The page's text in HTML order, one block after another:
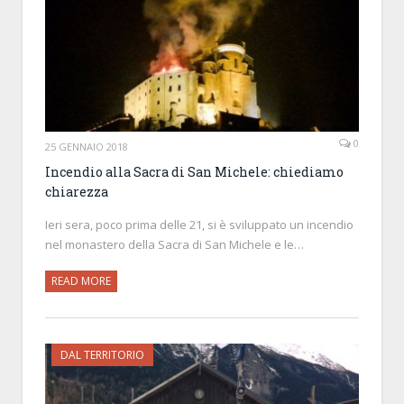
25 GENNAIO 2018 0
Incendio alla Sacra di San Michele: chiediamo
chiarezza
Ieri sera, poco prima delle 21, si è sviluppato un incendio
nel monastero della Sacra di San Michele e le…
READ MORE
DAL TERRITORIO